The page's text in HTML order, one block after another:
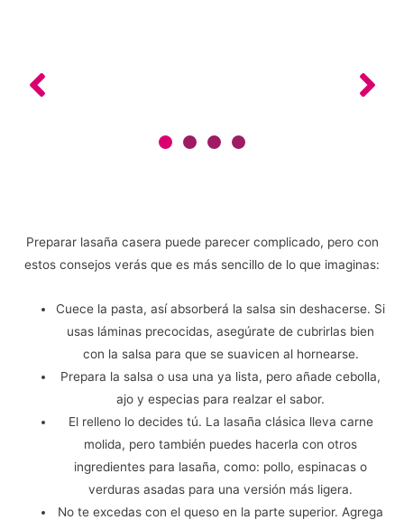
Preparar lasaña casera puede parecer complicado, pero con
estos consejos verás que es más sencillo de lo que imaginas:
Cuece la pasta, así absorberá la salsa sin deshacerse. Si
usas láminas precocidas, asegúrate de cubrirlas bien
con la salsa para que se suavicen al hornearse.
Prepara la salsa o usa una ya lista, pero añade cebolla,
ajo y especias para realzar el sabor.
El relleno lo decides tú. La lasaña clásica lleva carne
molida, pero también puedes hacerla con otros
ingredientes para lasaña, como: pollo, espinacas o
verduras asadas para una versión más ligera.
No te excedas con el queso en la parte superior. Agrega